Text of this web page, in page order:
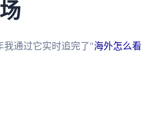
我通过它实时追完了"海外怎么看